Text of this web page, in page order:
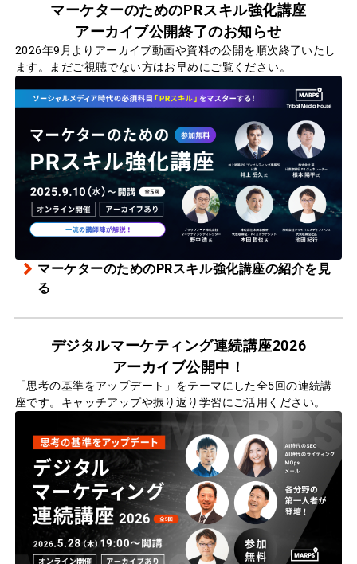
マーケターのためのPRスキル強化講座
アーカイブ公開終了のお知らせ
2026年9月よりアーカイブ動画や資料の公開を順次終了いたし
ます。まだご視聴でない方はお早めにご覧ください。
マーケターのためのPRスキル強化講座の紹介を見
る
デジタルマーケティング連続講座2026
アーカイブ公開中！
「思考の基準をアップデート」をテーマにした全5回の連続講
座です。キャッチアップや振り返り学習にご活用ください。